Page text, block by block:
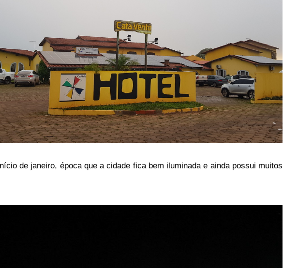
de janeiro, época que a cidade fica bem iluminada e ainda possui muitos